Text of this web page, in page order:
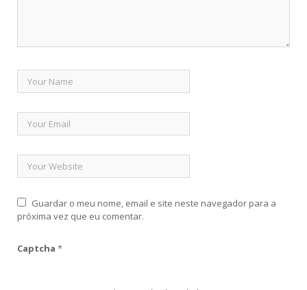
Guardar o meu nome, email e site neste navegador para a
próxima vez que eu comentar.
Captcha *